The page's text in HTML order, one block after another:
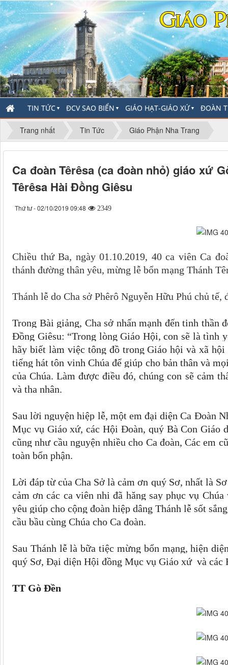
TIN TỨC ▼ ĐCV SAO BIỂN ▼ GIÁO HẠT-GIÁO XỨ▼ ĐOÀN
Trang nhất Tin Tức Giáo Phận Nha Trang
Ca đoàn Têrêsa (ca đoàn nhỏ) giáo xứ
Têrêsa Hài Đồng Giêsu
Thứ tư - 02/10/2019 09:48 2349
Chiều thứ Ba, ngày 01.10.2019, 40 ca viên Ca
thánh đường thân yêu, mừng lễ bổn mạng Thánh
Thánh lễ do Cha sở Phêrô Nguyễn Hữu Phú chủ
Trong Bài giảng, Cha sở nhấn mạnh đến tinh thần
Đồng Giêsu: “Trong lòng Giáo Hội, con sẽ là tình
hãy biết làm việc tông đồ trong Giáo hội và xã
tiếng hát tôn vinh Chúa để giúp cho bản thân và
của Chúa. Làm được điều đó, chúng con sẽ cảm
và tha nhân.
Sau lời nguyện hiệp lễ, một em đại diện Ca Đoàn
Mục vụ Giáo xứ, các Hội Đoàn, quý Bà Con Giáo
cũng như cầu nguyện nhiều cho Ca đoàn, Các em
toàn bổn phận.
Lời đáp từ của Cha Sở là cảm ơn quý Sơ, nhất là
cảm ơn các ca viên nhi đã hăng say phục vụ
yêu giúp cho cộng đoàn hiệp dâng Thánh lễ sốt
cầu bầu cùng Chúa cho Ca đoàn.
Sau Thánh lễ là bữa tiệc mừng bổn mạng, hiện
quý Sơ, Đại diện Hội đồng Mục vụ Giáo xứ và các
TT Gò Đền